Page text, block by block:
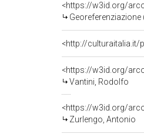
<https://w3id.org/
Georeferenziazione
<http://culturaitalia.it/
<https://w3id.org/
Vantini, Rodolfo
<https://w3id.org/
Zurlengo, Antonio